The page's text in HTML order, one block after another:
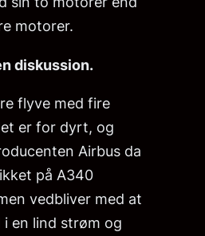
motorer.
diskussion.
flyve med fire
er for dyrt, og
Airbus da
på A340
vedbliver med at
en lind strøm og